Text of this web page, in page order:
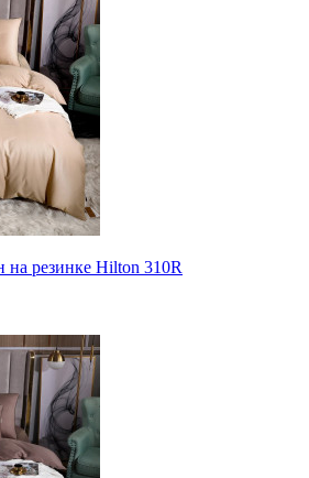
на резинке Hilton 310R